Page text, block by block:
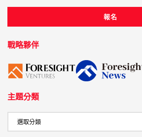
戰略夥伴
主題分類